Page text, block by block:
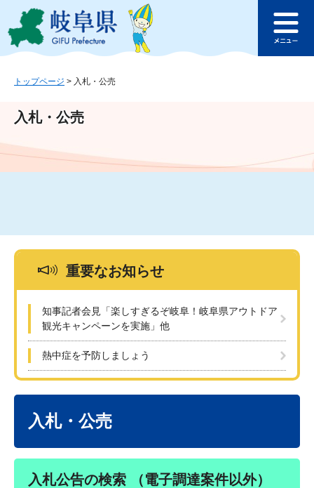
ジ
ュ
文
このページの本文へ
ュ
トップページ > 入札・公売
入札・公売
重要なお知らせ
知事記者会見「楽しすぎるぞ岐阜！岐阜県アウトドア
観光キャンペーンを実施」他
熱中症を予防しましょう
入札・公売
入札公告の検索 （電子調達案件以外）